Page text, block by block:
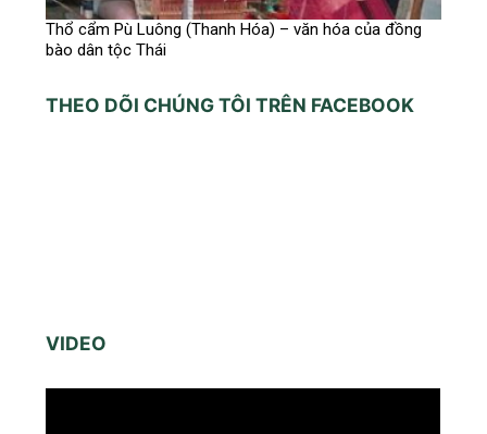
Thổ cẩm Pù Luông (Thanh Hóa) – văn hóa của đồng
bào dân tộc Thái
THEO DÕI CHÚNG TÔI TRÊN FACEBOOK
VIDEO